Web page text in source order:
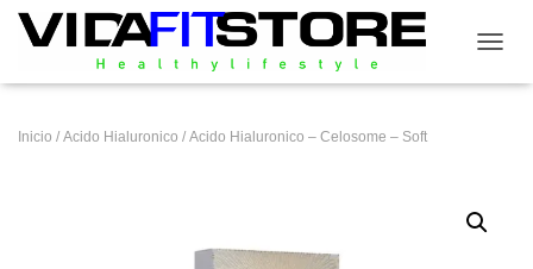
Inicio / Acido Hialuronico / Acido Hialuronico – Celosome – Soft